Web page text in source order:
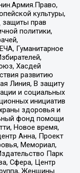
культуры,
защиты прав
политики,
Гуманитарное
Хасдей
развитию
Линия, В защиту
и социальных
инициатив
здоровья и
фонд помощи
Новое время,
Анна, Проект
Мемориал,
Парк
Сфера, Центр
Женщины